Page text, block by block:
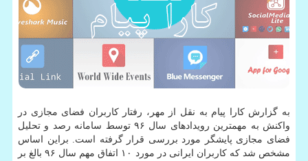
به گزارش كارا پیام به نقل از مهر، رفتار كاربران فضای مجازی در
واكنش به مهمترین رویدادهای سال ۹۶ توسط سامانه رصد و تحلیل
فضای مجازی پایشگر مورد بررسی قرار گرفته است. براین اساس
مشخص شد كه كاربران ایرانی در مورد ۱۰ اتفاق مهم سال ۹۶ بالغ بر